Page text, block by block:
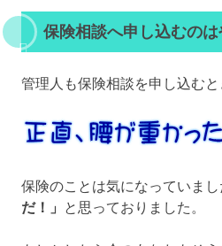
保険相談へ申し込むの
管理人も保険相談を申し込むと
保険のことは気になっていまし
だ！」
と思っておりました。